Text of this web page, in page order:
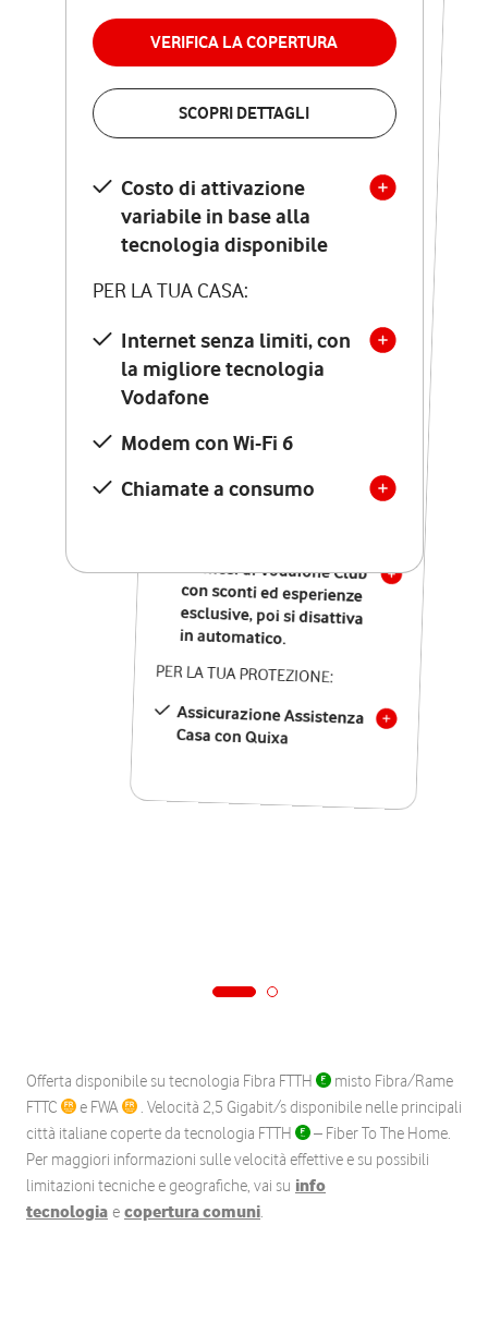
VERIFICA LA COPERTURA
SCOPRI DETTAGLI
Costo di attivazione
variabile in base alla
tecnologia disponibile
PER LA TUA CASA:
Internet senza limiti, con
la migliore tecnologia
Vodafone
Modem con Wi-Fi 6
Chiamate a consumo
permanenza
VERIFICA LA COPERTURA
Costo di attivazione
variabile in base alla
tecnologia disponibile
PER LA TUA CASA:
Internet senza limiti, con
la migliore tecnologia
Vodafone
Modem Seven con Wi-Fi 7
Chiamate illimitate verso
numeri fissi e mobili
nazionali
12 mesi di Vodafone Club
con sconti ed esperienze
esclusive, poi si disattiva
in automatico.
PER LA TUA PROTEZIONE:
Assicurazione Assistenza
Casa con Quixa
Offerta disponibile su tecnologia Fibra FTTH
misto Fibra/Rame
FTTC
e FWA
. Velocità 2,5 Gigabit/s disponibile nelle principali
città italiane coperte da tecnologia FTTH
– Fiber To The Home.
Per maggiori informazioni sulle velocità effettive e su possibili
limitazioni tecniche e geografiche, vai su info
tecnologia e copertura comuni.